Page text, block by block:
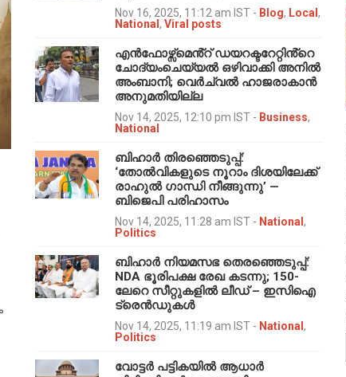
Nov 16, 2025, 11:12 am IST - Blog, Local ,
National , Viral posts
എൻഫോഴ്സ്മെൻ്റ് ഡയറക്ടറേറ്റിൻ്റെ
ചോദ്യംചെയ്യൽ ഒഴിവാക്കി അനിൽ
അംബാനി; വെർച്വൽ ഹാജരാകാൻ
അനുമതിയില്ല
Nov 14, 2025, 12:10 pm IST - Business,
National
ബിഹാർ തിരഞ്ഞെടുപ്പ്:
‘തോൽവികളുടെ നൂറാം ദിശയിലേക്ക്
രാഹുൽ ഗാന്ധി നീങ്ങുന്നു’ —
ബിജെപി പരിഹാസം
Nov 14, 2025, 11:28 am IST - National ,
Politics
ബിഹാർ നിയമസഭ തെരഞ്ഞെടുപ്പ്:
NDA ഭൂരിപക്ഷ രേഖ കടന്നു; 150-
ലേറെ സീറ്റുകളിൽ ലീഡ് – ഇസിഐ
ട്രെൻഡുകൾ
Nov 14, 2025, 11:19 am IST - National ,
Politics
വോട്ടർ പട്ടികയിൽ ആധാർ